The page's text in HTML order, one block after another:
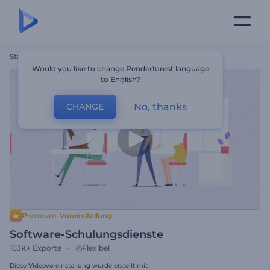
Startseite
Premium-Voreinstellung
Software-Schulungsdienste
103K+ Exporte Flexibel
Diese Videovoreinstellung wurde erstellt mit
Would you like to change Renderforest language
to English?
CHANGE No, thanks